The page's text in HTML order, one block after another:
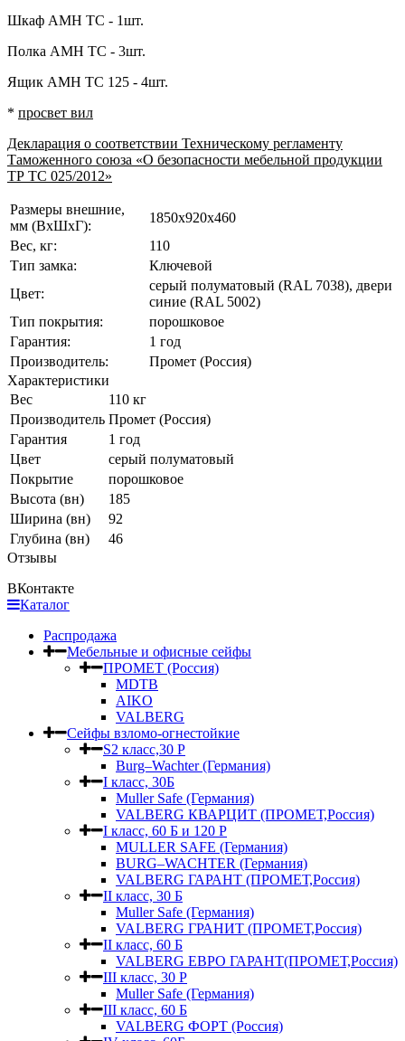
Шкаф AMH TC - 1шт.
Полка AMH TC - 3шт.
Ящик AMH TC 125 - 4шт.
* просвет вил
Декларация о соответствии Техническому регламенту
Таможенного союза «О безопасности мебельной продукции
ТР ТС 025/2012»
Размеры внешние,
мм (ВхШхГ):
1850x920x460
Вес, кг:
110
Тип замка:
Ключевой
Цвет:
серый полуматовый (RAL 7038), двери
синие (RAL 5002)
Тип покрытия:
порошковое
Гарантия:
1 год
Производитель:
Промет (Россия)
Характеристики
Вес
110 кг
Производитель Промет (Россия)
Гарантия
1 год
Цвет
серый полуматовый
Покрытие
порошковое
Высота (вн)
185
Ширина (вн)
92
Глубина (вн)
46
Отзывы
ВКонтакте
Каталог
Распродажа
Мебельные и офисные сейфы
ПРОМЕТ (Россия)
MDTB
AIKO
VALBERG
Сейфы взломо-огнестойкие
S2 класс,30 Р
Burg–Wachter (Германия)
I класс, 30Б
Muller Safe (Германия)
VALBERG КВАРЦИТ (ПРОМЕТ,Россия)
I класс, 60 Б и 120 Р
MULLER SAFE (Германия)
BURG–WACHTER (Германия)
VALBERG ГАРАНТ (ПРОМЕТ,Россия)
II класс, 30 Б
Muller Safe (Германия)
VALBERG ГРАНИТ (ПРОМЕТ,Россия)
II класс, 60 Б
VALBERG ЕВРО ГАРАНТ(ПРОМЕТ,Россия)
III класс, 30 Р
Muller Safe (Германия)
III класс, 60 Б
VALBERG ФОРТ (Россия)